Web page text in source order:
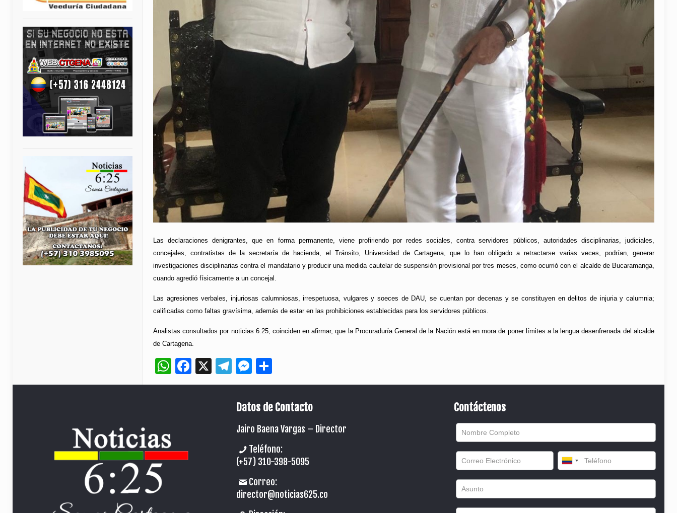
Las declaraciones denigrantes, que en forma permanente, viene profiriendo por redes sociales, contra servidores públicos, autoridades disciplinarias, judiciales,
concejales, contratistas de la secretaría de hacienda, el Tránsito, Universidad de Cartagena, que lo han obligado a retractarse varias veces, podrían, generar
investigaciones disciplinarias contra el mandatario y producir una medida cautelar de suspensión provisional por tres meses, como ocurrió con el alcalde de Bucaramanga,
cuando agredió físicamente a un concejal.
Las agresiones verbales, injuriosas calumniosas, irrespetuosa, vulgares y soeces de DAU, se cuentan por decenas y se constituyen en delitos de injuria y calumnia;
calificadas como faltas gravísima, además de estar en las prohibiciones establecidas para los servidores públicos.
Analistas consultados por noticias 6:25, coinciden en afirmar, que la Procuraduría General de la Nación está en mora de poner límites a la lengua desenfrenada del alcalde
de Cartagena.
WhatsApp
Facebook
X Telegram
Messenger
Compartir
Datos de Contacto
Jairo Baena Vargas – Director
Teléfono:
(+57) 310-398-5095
Correo:
director@noticias625.co
Contáctenos